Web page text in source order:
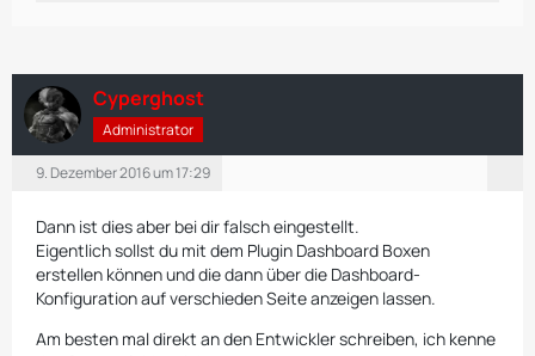
Cyperghost
Administrator
9. Dezember 2016 um 17:29
Dann ist dies aber bei dir falsch eingestellt.
Eigentlich sollst du mit dem Plugin Dashboard Boxen
erstellen können und die dann über die Dashboard-
Konfiguration auf verschieden Seite anzeigen lassen.
Am besten mal direkt an den Entwickler schreiben, ich kenne